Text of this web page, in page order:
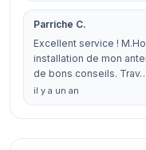
Parriche C.
Excellent service !
installation de mon
de bons conseils.
il y a un an